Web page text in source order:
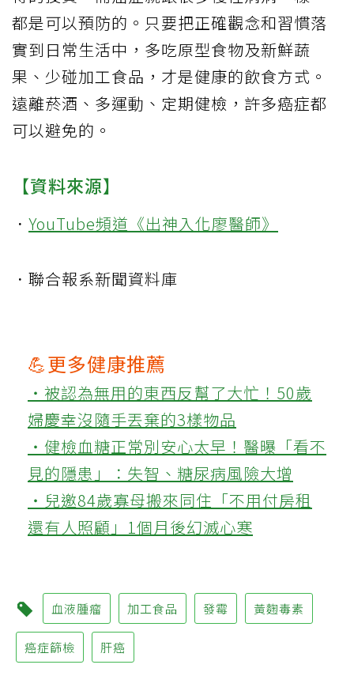
都是可以預防的。只要把正確觀念和習慣落
實到日常生活中，多吃原型食物及新鮮蔬
果、少碰加工食品，才是健康的飲食方式。
遠離菸酒、多運動、定期健檢，許多癌症都
可以避免的。
【資料來源】
． YouTube頻道《出神入化廖醫師》
．聯合報系新聞資料庫
💪更多健康推薦
‧被認為無用的東西反幫了大忙！50歲
婦慶幸沒隨手丟棄的3樣物品
‧健檢血糖正常別安心太早！醫曝「看不
見的隱患」：失智、糖尿病風險大增
‧兒邀84歲寡母搬來同住「不用付房租
還有人照顧」1個月後幻滅心寒
血液腫瘤 加工食品 發霉 黃麴毒素
癌症篩檢 肝癌